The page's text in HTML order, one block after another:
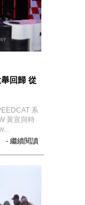
回歸 從
系
黃宣與時
- 繼續閱讀